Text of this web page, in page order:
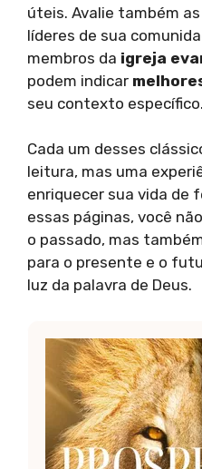
úteis. Avalie também
líderes de sua
membros da igreja
podem indicar
seu contexto específico.
Cada um desses
leitura, mas uma
enriquecer sua vida de
essas páginas, você
o passado, mas
para o presente e o
luz da palavra de Deus.